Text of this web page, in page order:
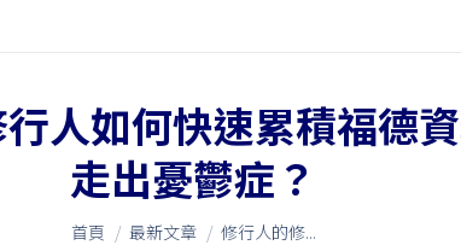
人如何快速累積福德
走出憂鬱症？
您在這裡：
首頁 最新文章 修行人的修...